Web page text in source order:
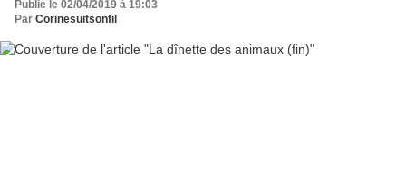
Publié le 02/04/2019 à 19:03
Par Corinesuitsonfil